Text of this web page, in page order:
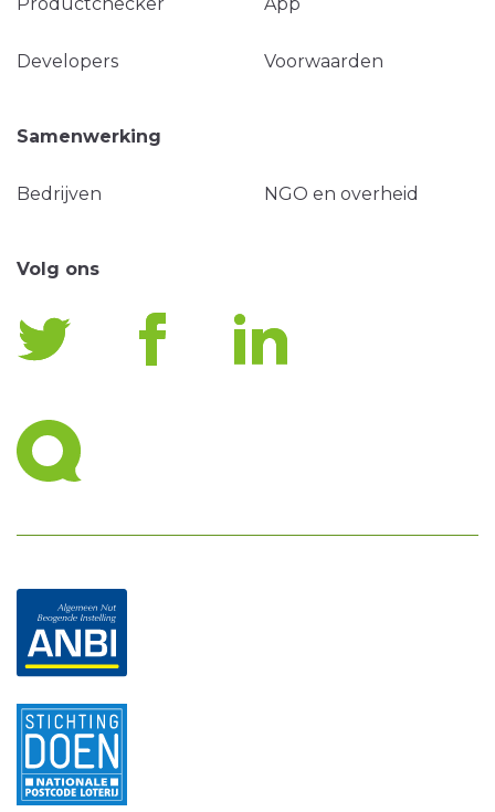
Productchecker App
Developers Voorwaarden
Samenwerking
Bedrijven NGO en overheid
Volg ons